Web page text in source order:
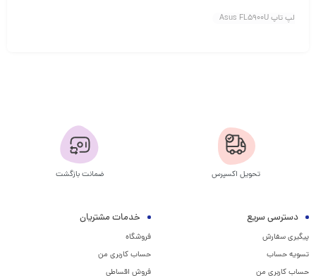
لپ تاپ Asus FL5900U
تحویل اکسپرس ضمانت بازگشت
دسترسی سریع
پیگیری سفارش
تسویه حساب
حساب کاربری من
خدمات مشتریان
فروشگاه
حساب کاربری من
فروش اقساطی